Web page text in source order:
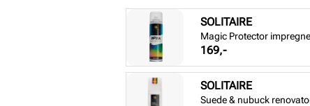
SOLITAIRE
Magic Protector
Pris
169,-
SOLITAIRE
Suede & nubuck